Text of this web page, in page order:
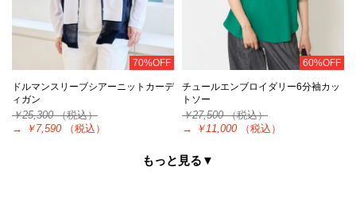
70%OFF
ドルマンスリーブシアーニットカーデ
ィガン
￥25,300（税込）
→
￥7,590 （税込）
60%OFF
チュールエンブロイダリー6分袖カッ
トソー
￥27,500（税込）
→
￥11,000 （税込）
もっと見る▼